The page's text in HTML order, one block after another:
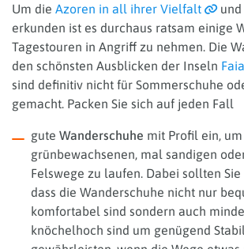
Um die Azoren in all ihrer Vielfalt
und
erkunden ist es durchaus ratsam einige
Tagestouren in Angriff zu nehmen. Die
den schönsten Ausblicken der Inseln
sind definitiv nicht für Sommerschuhe
gemacht. Packen Sie sich auf jeden Fall
gute Wanderschuhe mit Profil ein,
grünbewachsenen, mal sandigen
Felswege zu laufen. Dabei sollten Sie
dass die Wanderschuhe nicht nur
komfortabel sind sondern auch
knöchelhoch sind um genügend